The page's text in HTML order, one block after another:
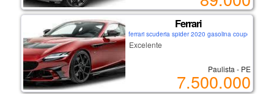
Ferrari
ferrari scuderia spider 2020 gasolina coupe
Excelente
Paulista - PE
7.500.000